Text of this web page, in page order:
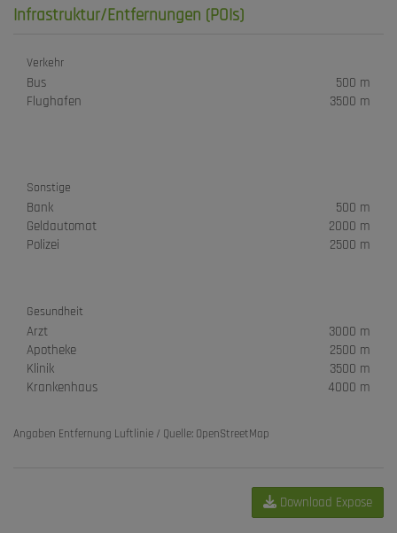
Infrastruktur/Entfernungen (POIs)
Verkehr
Bus
500 m
Flughafen
3500 m
Sonstige
Bank
500 m
Geldautomat
2000 m
Polizei
2500 m
Gesundheit
Arzt
3000 m
Apotheke
2500 m
Klinik
3500 m
Krankenhaus
4000 m
Angaben Entfernung Luftlinie / Quelle: OpenStreetMap
Download Expose